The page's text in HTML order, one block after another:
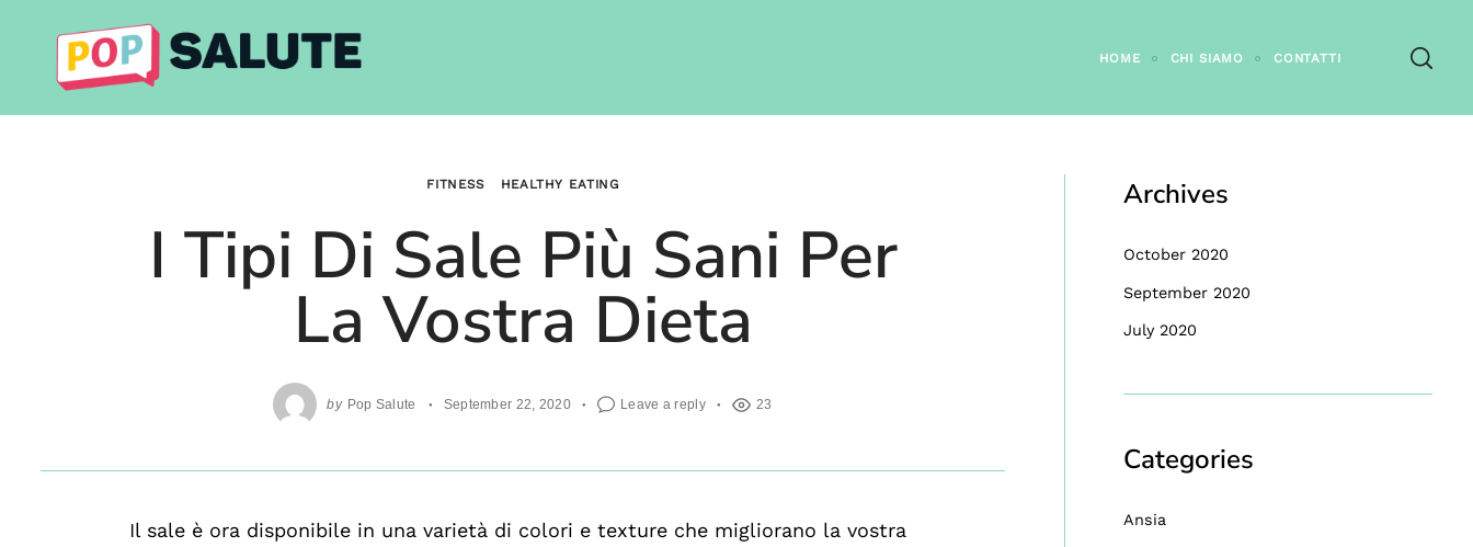
content
HOME CHI SIAMO CONTATTI
FITNESS HEALTHY EATING
I Tipi Di Sale Più Sani Per
La Vostra Dieta
by Pop Salute September 22, 2020 Leave a reply 23
Il sale è ora disponibile in una varietà di colori e texture che migliorano la vostra
Archives
October 2020
September 2020
July 2020
Categories
Ansia